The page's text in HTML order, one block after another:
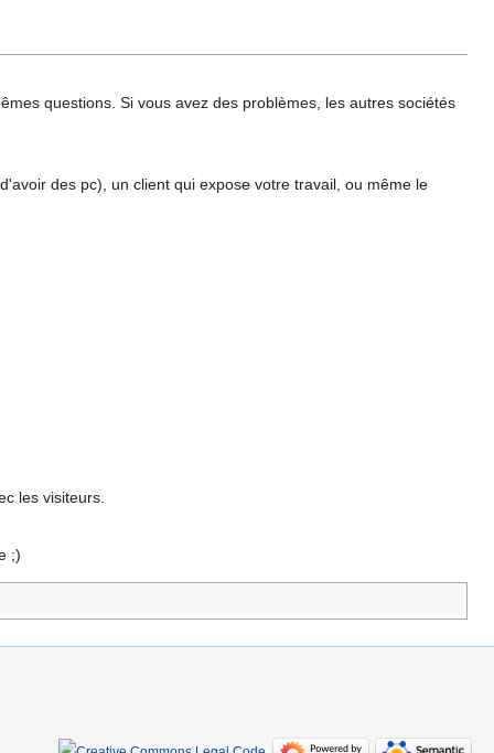
questions. Si vous avez des problèmes, les autres sociétés
des pc), un client qui expose votre travail, ou même le
les visiteurs.
;)